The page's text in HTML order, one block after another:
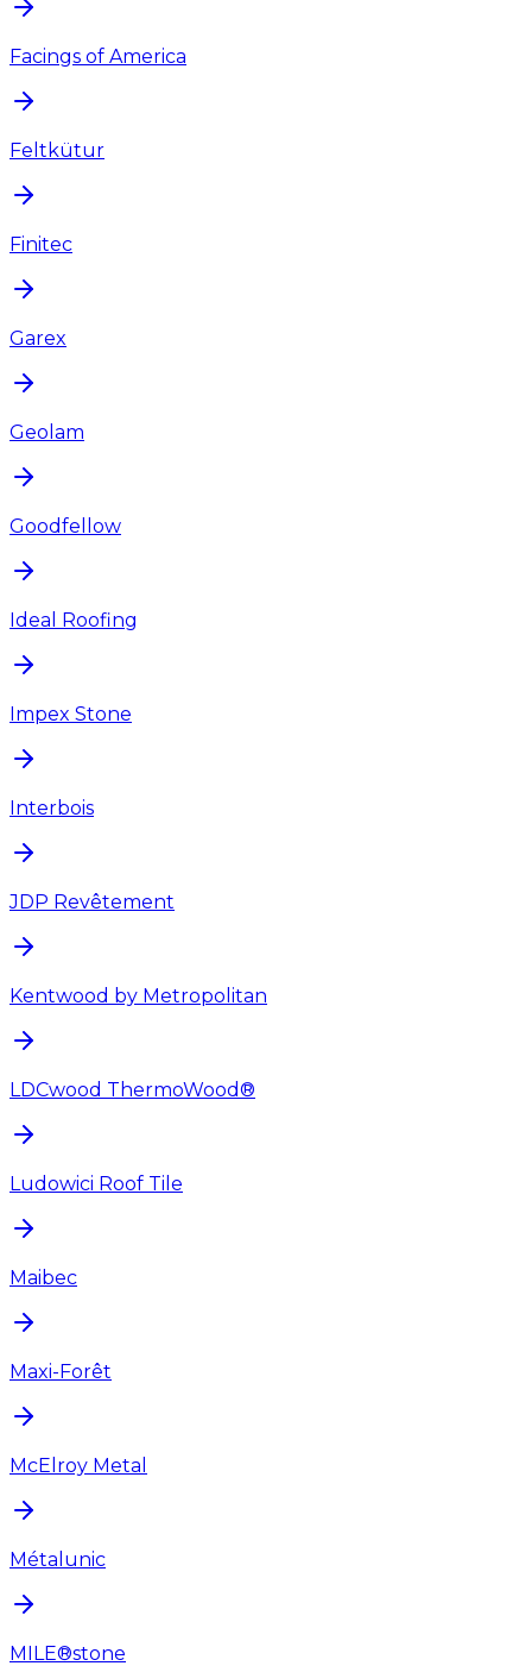
Facings of America
Feltkütur
Finitec
Garex
Geolam
Goodfellow
Ideal Roofing
Impex Stone
Interbois
JDP Revêtement
Kentwood by Metropolitan
LDCwood ThermoWood®
Ludowici Roof Tile
Maibec
Maxi-Forêt
McElroy Metal
Métalunic
MILE®stone